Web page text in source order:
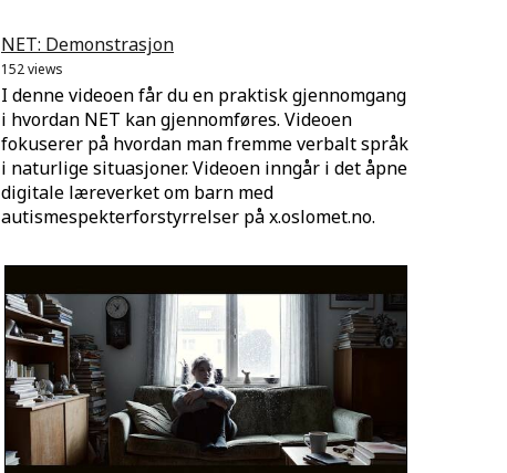
NET: Demonstrasjon
152 views
I denne videoen får du en praktisk gjennomgang
i hvordan NET kan gjennomføres. Videoen
fokuserer på hvordan man fremme verbalt språk
i naturlige situasjoner. Videoen inngår i det åpne
digitale læreverket om barn med
autismespekterforstyrrelser på x.oslomet.no.